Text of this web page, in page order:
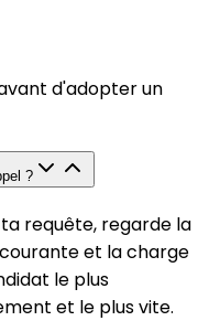
d'adopter un
?
requête, regarde la
et la charge
le plus
et le plus vite.